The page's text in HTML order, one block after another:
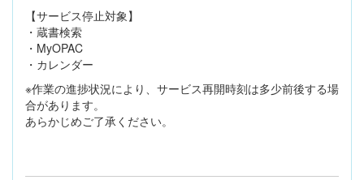
【サービス停止対象】
・蔵書検索
・MyOPAC
・カレンダー
※作業の進捗状況により、サービス再開時刻は多少前後する場
合があります。
あらかじめご了承ください。